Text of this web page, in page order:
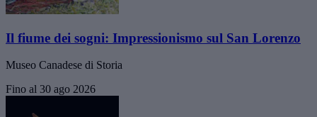
Il fiume dei sogni: Impressionismo sul San Lorenzo
Museo Canadese di Storia
Fino al 30 ago 2026